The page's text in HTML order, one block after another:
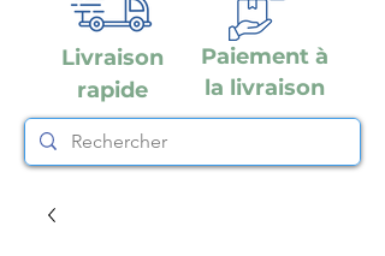
Livraison
rapide
Paiement à
la livraison